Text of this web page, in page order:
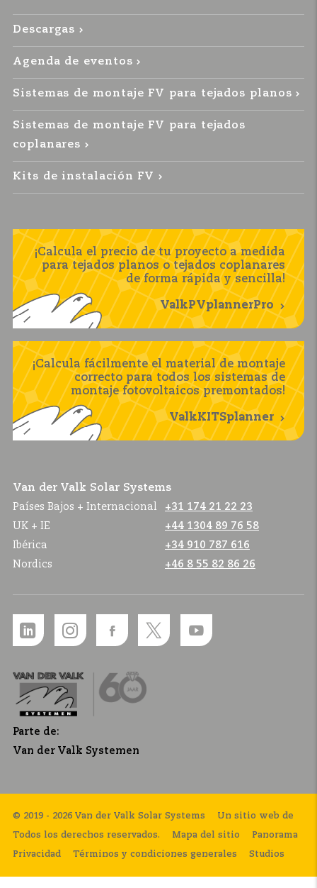
Descargas
Agenda de eventos
Sistemas de montaje FV para tejados planos
Sistemas de montaje FV para tejados
coplanares
Kits de instalación FV
¡Calcula el precio de tu proyecto a medida
para tejados planos o tejados coplanares
de forma rápida y sencilla!
ValkPVplannerPro
¡Calcula fácilmente el material de montaje
correcto para todos los sistemas de
montaje fotovoltaicos premontados!
ValkKITSplanner
Van der Valk Solar Systems
Países Bajos + Internacional
+31 174 21 22 23
UK + IE
+44 1304 89 76 58
Ibérica
+34 910 787 616
Nordics
+46 8 55 82 86 26
Parte de:
Van der Valk Systemen
© 2019 - 2026 Van der Valk Solar Systems
Todos los derechos reservados. Mapa del sitio
Privacidad Términos y condiciones generales
Un sitio web de
Panorama
Studios